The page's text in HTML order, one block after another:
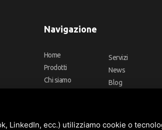
Navigazione
Home
Prodotti
Chi siamo
Servizi
News
Blog
LinkedIn, ecc.) utilizziamo cookie o